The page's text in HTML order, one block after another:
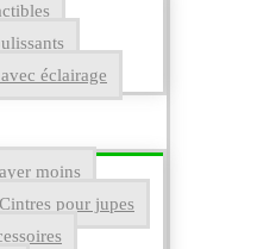
éclairage
moins
pour jupes